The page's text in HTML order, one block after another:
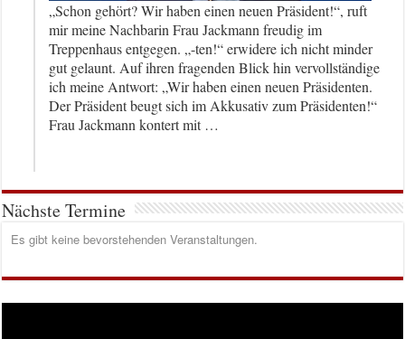
„Schon gehört? Wir haben einen neuen Präsident!“, ruft
mir meine Nachbarin Frau Jackmann freudig im
Treppenhaus entgegen. „-ten!“ erwidere ich nicht minder
gut gelaunt. Auf ihren fragenden Blick hin vervollständige
ich meine Antwort: „Wir haben einen neuen Präsidenten.
Der Präsident beugt sich im Akkusativ zum Präsidenten!“
Frau Jackmann kontert mit …
Nächste Termine
Es gibt keine bevorstehenden Veranstaltungen.